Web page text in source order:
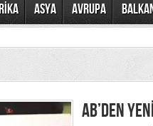
ASYA AVRUPA
AB’DEN